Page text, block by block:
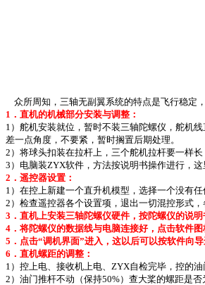
众所周知，三轴无副翼系统的特点是飞行稳定
1．直机的机械部分安装与调整：
1）舵机安装就位，暂时不装三轴陀螺仪，舵机
差一点角度，不要紧，暂时搁置后期处理。
2）将球头扣装在拉杆上，三个舵机拉杆要一样
3）电脑装ZYX软件，方法按说明书操作进行，这
2．遥控器设置：
1）在控上新建一个直升机模型，选择一个没有
2）检查遥控器各个设置项，退出一切混控形式，
3．直机上安装三轴陀螺仪硬件，按陀螺仪的说
4．将陀螺仪的数据线与电脑连接好，点击软件
5．点击“调机界面”进入，这以后可以按软件向
6．直机螺距的调整：
1）控上电、接收机上电、ZYX自检完毕，控的
2）油门推杆不动（保持50%）查大桨的螺距是